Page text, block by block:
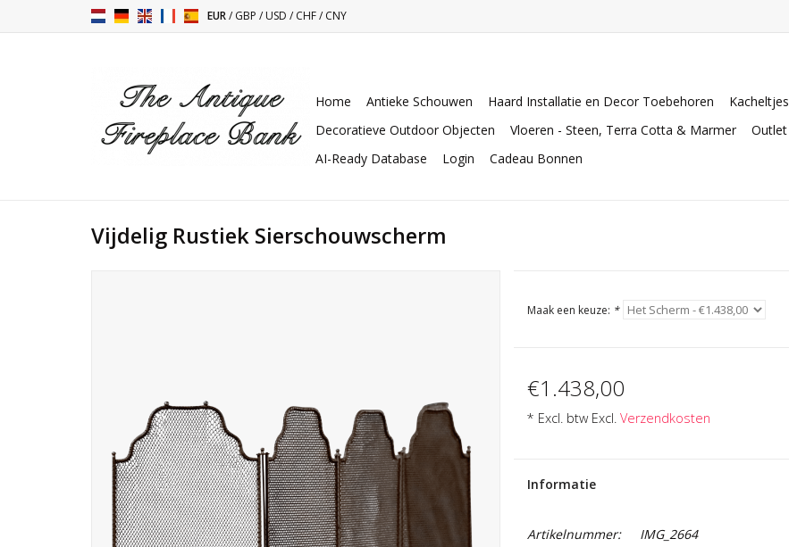
EUR/GBP /USD /CHF/CNY
Home Antieke Schouwen Haard Installatie en Decor Toebehoren Kacheltjes
Decoratieve Outdoor Objecten
Vloeren - Steen, Terra Cotta & Marmer Outlet
AI-Ready Database
Login Cadeau Bonnen
Vijdelig Rustiek Sierschouwscherm
Maak een keuze: *
€1.438,00
* Excl. btw Excl. Verzendkosten
Informatie
Artikelnummer:
IMG_2664